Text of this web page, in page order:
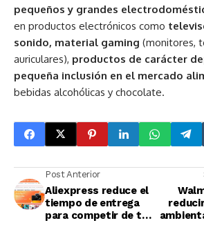
pequeños y grandes
en productos electrónicos como
sonido, material gaming (monitores,
auriculares), productos de carácter
pequeña inclusión en el mercado
bebidas alcohólicas y chocolate.
Post Anterior
Aliexpress reduce el
tiempo de entrega
para competir de tú